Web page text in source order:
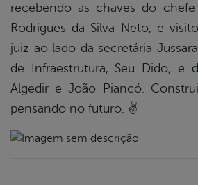
recebendo as chaves do
Rodrigues da Silva Neto, e
juiz ao lado da secretária
de Infraestrutura, Seu Dido, e
Algedir e João Piancó.
pensando no futuro. ✌